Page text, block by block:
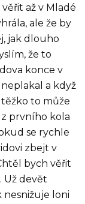
až v Mladé
ale že by
jak dlouho
že to
konce v
a když
to může
prvního kola
se rychle
zbejt v
bych věřit
Už devět
nesnižuje loni